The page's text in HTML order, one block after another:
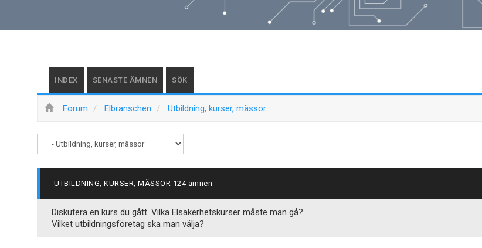
INDEX SENASTE ÄMNEN SÖK
Forum Elbranschen Utbildning, kurser, mässor
UTBILDNING, KURSER, MÄSSOR 124 ämnen
Diskutera en kurs du gått. Vilka Elsäkerhetskurser måste man gå?
Vilket utbildningsföretag ska man välja?